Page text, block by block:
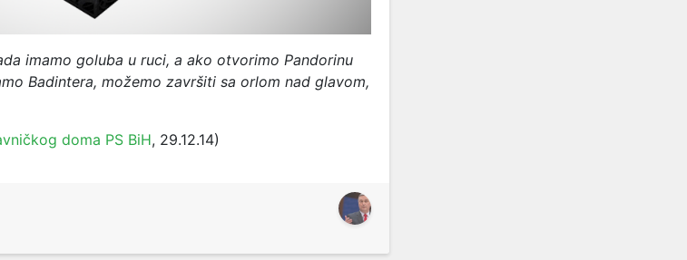
imamo goluba u ruci, a ako otvorimo Pandorinu
Badintera, možemo završiti sa orlom nad glavom,
doma PS BiH, 29.12.14)